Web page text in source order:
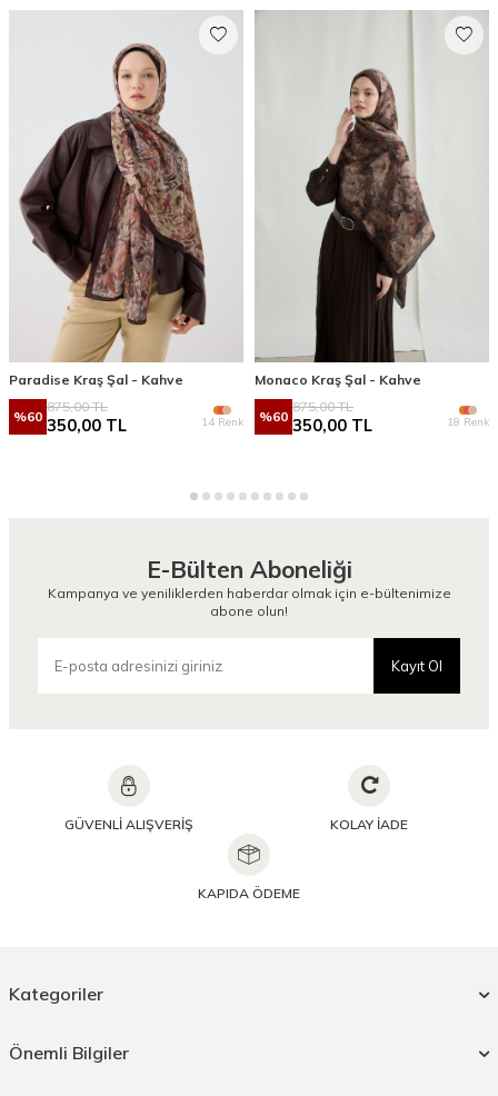
Paradise Kraş Şal - Kahve
%60
875,00TL
350,00 TL 14 Renk
Monaco Kraş Şal - Kahve
%60
875,00TL
350,00 TL 18 Renk
E-Bülten Aboneliği
Kampanya ve yeniliklerden haberdar olmak için e-bültenimize
abone olun!
Kayıt Ol
GÜVENLİ ALIŞVERİŞ KOLAY İADE
KAPIDA ÖDEME
Kategoriler
Önemli Bilgiler